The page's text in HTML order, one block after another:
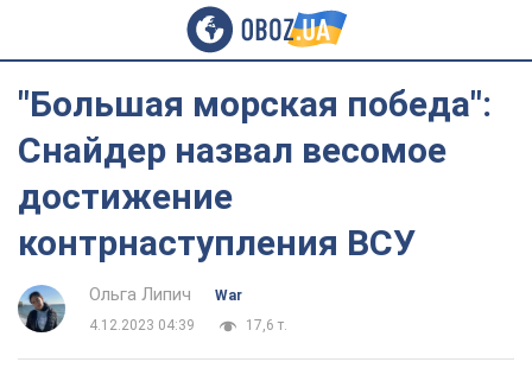
"Большая морская победа":
Снайдер назвал весомое
достижение
контрнаступления ВСУ
Ольга Липич
War
4.12.2023 04:39
17,6 т.